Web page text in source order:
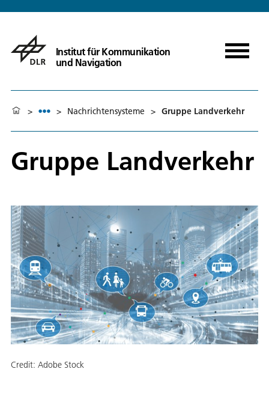
Institut für Kommunikation
und Navigation
> > Nachrichtensysteme > Gruppe Landverkehr
Gruppe Landverkehr
Credit: Adobe Stock